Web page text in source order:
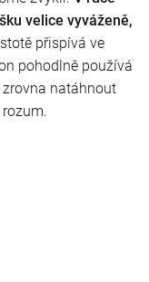
velice vyváženě,
přispívá ve
pohodlně používá
natáhnout